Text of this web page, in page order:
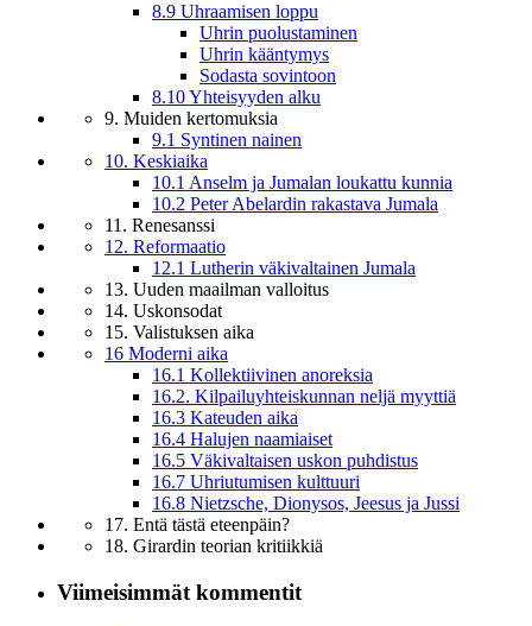
8.9 Uhraamisen loppu
Uhrin puolustaminen
Uhrin kääntymys
Sodasta sovintoon
8.10 Yhteisyyden alku
9. Muiden kertomuksia
9.1 Syntinen nainen
10. Keskiaika
10.1 Anselm ja Jumalan loukattu kunnia
10.2 Peter Abelardin rakastava Jumala
11. Renesanssi
12. Reformaatio
12.1 Lutherin väkivaltainen Jumala
13. Uuden maailman valloitus
14. Uskonsodat
15. Valistuksen aika
16 Moderni aika
16.1 Kollektiivinen anoreksia
16.2. Kilpailuyhteiskunnan neljä myyttiä
16.3 Kateuden aika
16.4 Halujen naamiaiset
16.5 Väkivaltaisen uskon puhdistus
16.7 Uhriutumisen kulttuuri
16.8 Nietzsche, Dionysos, Jeesus ja Jussi
17. Entä tästä eteenpäin?
18. Girardin teorian kritiikkiä
Viimeisimmät kommentit